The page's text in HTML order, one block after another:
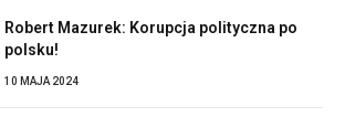
Robert Mazurek: Korupcja polityczna po
polsku!
10 MAJA 2024